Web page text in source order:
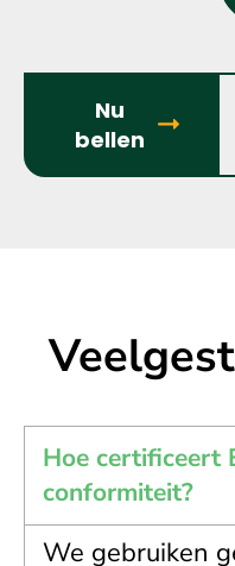
Nu
bellen
Hoe certificeert
conformiteit?
We gebruiken